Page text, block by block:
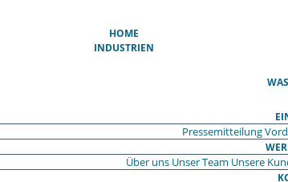
HOME
INDUSTRIEN
Pressemitteilung
Über uns Unser Team Unsere